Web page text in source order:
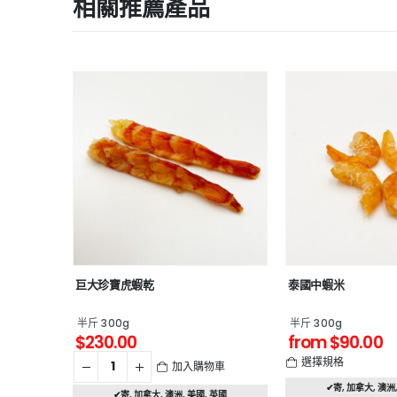
相關推薦產品
巨大珍寶虎蝦乾
半斤 300g
$230.00
加入購物車
泰國中蝦米
半斤 300g
from$90.00
選擇規格
✔寄, 加拿大, 澳洲